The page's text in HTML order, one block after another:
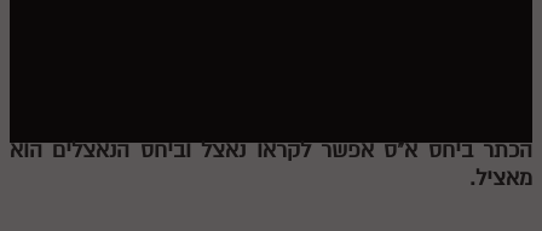
חלק יג
חלק יד
הכתר ביחס א"ס אפשר לקראו נאצל וביחס הנאצלים הוא
מאציל.